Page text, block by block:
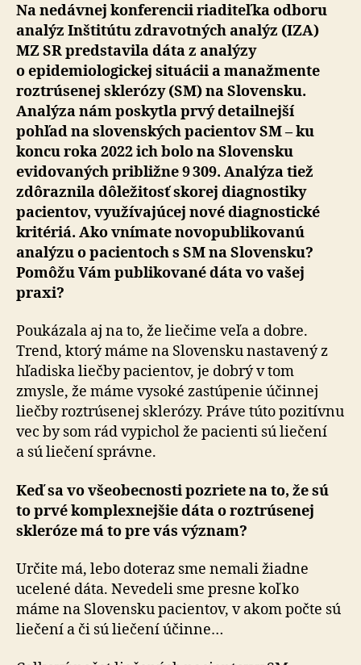
Na nedávnej konferencii riaditeľka odboru
analýz Inštitútu zdravotných analýz (IZA)
MZ SR predstavila dáta z analýzy
o epidemiologickej situácii a manažmente
roztrúsenej sklerózy (SM) na Slovensku.
Analýza nám poskytla prvý detailnejší
pohľad na slovenských pacientov SM – ku
koncu roka 2022 ich bolo na Slovensku
evidovaných približne 9 309. Analýza tiež
zdôraznila dôležitosť skorej diagnostiky
pacientov, využívajúcej nové diagnostické
kritériá. Ako vnímate novopublikovanú
analýzu o pacientoch s SM na Slovensku?
Pomôžu Vám publikované dáta vo vašej
praxi?
Poukázala aj na to, že liečime veľa a dobre.
Trend, ktorý máme na Slovensku nastavený z
hľadiska liečby pacientov, je dobrý v tom
zmysle, že máme vysoké zastúpenie účinnej
liečby roztrúsenej sklerózy. Práve túto pozitívnu
vec by som rád vypichol že pacienti sú liečení
a sú liečení správne.
Keď sa vo všeobecnosti pozriete na to, že sú
to prvé komplexnejšie dáta o roztrúsenej
skleróze má to pre vás význam?
Určite má, lebo doteraz sme nemali žiadne
ucelené dáta. Nevedeli sme presne koľko
máme na Slovensku pacientov, v akom počte sú
liečení a či sú liečení účinne…